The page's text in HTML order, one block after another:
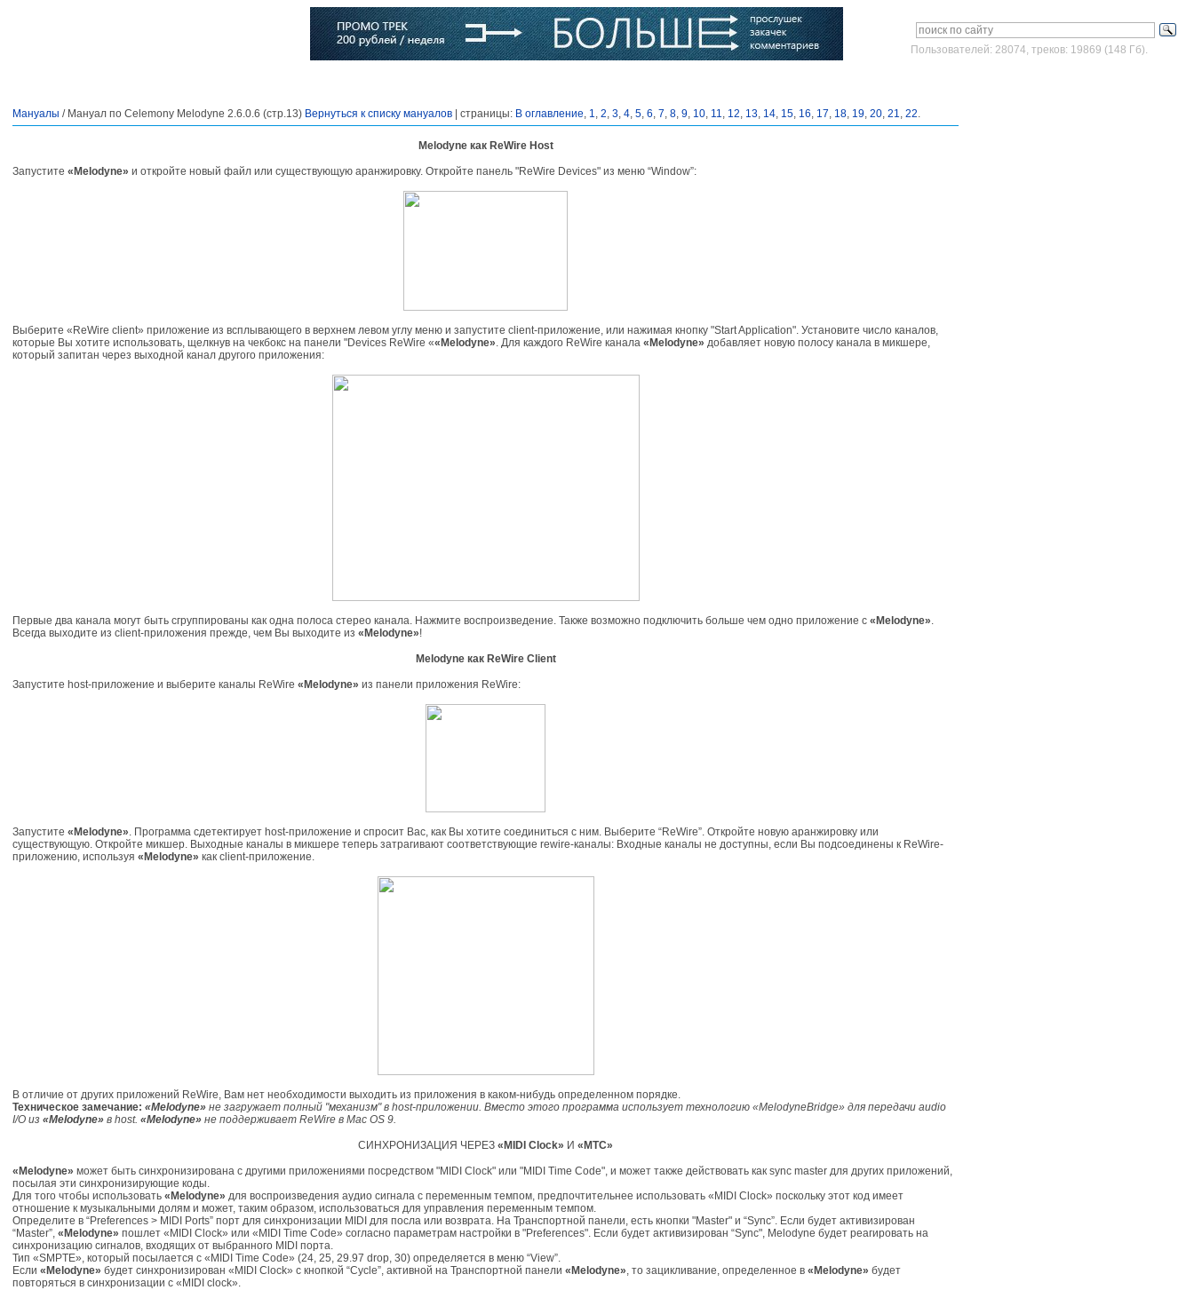
Пользователей: 28074, треков: 19869 (148 Гб).
Мануалы / Мануал по Celemony Melodyne 2.6.0.6 (стр.13) Вернуться к списку мануалов | страницы: В оглавление, 1, 2, 3, 4, 5, 6, 7, 8, 9, 10, 11, 12, 13, 14, 15, 16, 17, 18, 19, 20, 21, 22.
Melodyne как ReWire Host
Запустите «Melodyne» и откройте новый файл или существующую аранжировку. Откройте панель "ReWire Devices" из меню “Window”:
Выберите «ReWire client» приложение из всплывающего в верхнем левом углу меню и запустите client-приложение, или нажимая кнопку "Start Application". Установите число каналов,
которые Вы хотите использовать, щелкнув на чекбокс на панели "Devices ReWire ««Melodyne». Для каждого ReWire канала «Melodyne» добавляет новую полосу канала в микшере,
который запитан через выходной канал другого приложения:
Первые два канала могут быть сгруппированы как одна полоса стерео канала. Нажмите воспроизведение. Также возможно подключить больше чем одно приложение с «Melodyne».
Всегда выходите из client-приложения прежде, чем Вы выходите из «Melodyne»!
Melodyne как ReWire Client
Запустите host-приложение и выберите каналы ReWire «Melodyne» из панели приложения ReWire:
Запустите «Melodyne». Программа сдетектирует host-приложение и спросит Вас, как Вы хотите соединиться с ним. Выберите “ReWire”. Откройте новую аранжировку или
существующую. Откройте микшер. Выходные каналы в микшере теперь затрагивают соответствующие rewire-каналы: Входные каналы не доступны, если Вы подсоединены к ReWire-
приложению, используя «Melodyne» как client-приложение.
В отличие от других приложений ReWire, Вам нет необходимости выходить из приложения в каком-нибудь определенном порядке.
Техническое замечание: «Melodyne» не загружает полный "механизм" в host-приложении. Вместо этого программа использует технологию «MelodyneBridge» для передачи audio
I/O из «Melodyne» в host. «Melodyne» не поддерживает ReWire в Mac OS 9.
СИНХРОНИЗАЦИЯ ЧЕРЕЗ «MIDI Clock» И «MTC»
«Melodyne» может быть синхронизирована с другими приложениями посредством "MIDI Clock" или "MIDI Time Code", и может также действовать как sync master для других приложений,
посылая эти синхронизирующие коды.
Для того чтобы использовать «Melodyne» для воспроизведения аудио сигнала с переменным темпом, предпочтительнее использовать «MIDI Clock» поскольку этот код имеет
отношение к музыкальными долям и может, таким образом, использоваться для управления переменным темпом.
Определите в “Preferences > MIDI Ports” порт для синхронизации MIDI для посла или возврата. На Транспортной панели, есть кнопки "Master" и “Sync”. Если будет активизирован
“Master”, «Melodyne» пошлет «MIDI Clock» или «MIDI Time Code» согласно параметрам настройки в "Preferences". Если будет активизирован “Sync", Melodyne будет реагировать на
синхронизацию сигналов, входящих от выбранного MIDI порта.
Тип «SMPTE», который посылается с «MIDI Time Code» (24, 25, 29.97 drop, 30) определяется в меню “View”.
Если «Melodyne» будет синхронизирован «MIDI Clock» с кнопкой “Cycle”, активной на Транспортной панели «Melodyne», то зацикливание, определенное в «Melodyne» будет
повторяться в синхронизации с «MIDI clock».